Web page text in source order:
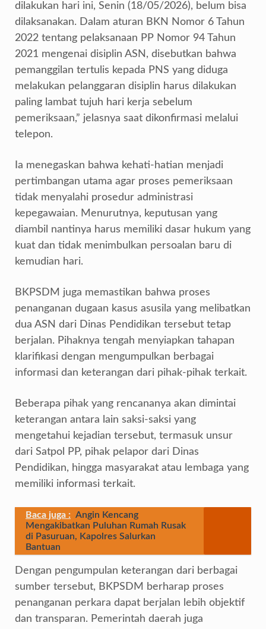
dilakukan hari ini, Senin (18/05/2026), belum bisa
dilaksanakan. Dalam aturan BKN Nomor 6 Tahun
2022 tentang pelaksanaan PP Nomor 94 Tahun
2021 mengenai disiplin ASN, disebutkan bahwa
pemanggilan tertulis kepada PNS yang diduga
melakukan pelanggaran disiplin harus dilakukan
paling lambat tujuh hari kerja sebelum
pemeriksaan,” jelasnya saat dikonfirmasi melalui
telepon.
Ia menegaskan bahwa kehati-hatian menjadi
pertimbangan utama agar proses pemeriksaan
tidak menyalahi prosedur administrasi
kepegawaian. Menurutnya, keputusan yang
diambil nantinya harus memiliki dasar hukum yang
kuat dan tidak menimbulkan persoalan baru di
kemudian hari.
BKPSDM juga memastikan bahwa proses
penanganan dugaan kasus asusila yang melibatkan
dua ASN dari Dinas Pendidikan tersebut tetap
berjalan. Pihaknya tengah menyiapkan tahapan
klarifikasi dengan mengumpulkan berbagai
informasi dan keterangan dari pihak-pihak terkait.
Beberapa pihak yang rencananya akan dimintai
keterangan antara lain saksi-saksi yang
mengetahui kejadian tersebut, termasuk unsur
dari Satpol PP, pihak pelapor dari Dinas
Pendidikan, hingga masyarakat atau lembaga yang
memiliki informasi terkait.
Baca juga : Angin Kencang
Mengakibatkan Puluhan Rumah Rusak
di Pasuruan, Kapolres Salurkan
Bantuan
Dengan pengumpulan keterangan dari berbagai
sumber tersebut, BKPSDM berharap proses
penanganan perkara dapat berjalan lebih objektif
dan transparan. Pemerintah daerah juga